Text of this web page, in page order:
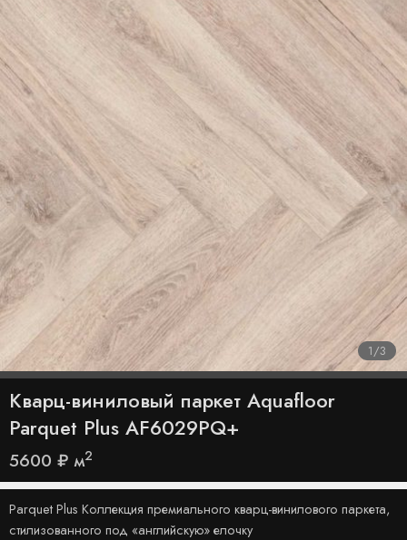
1/3
Кварц-виниловый паркет Aquafloor
Parquet Plus AF6029PQ+
5600 ₽ м2
Parquet Plus Коллекция премиального кварц-винилового паркета,
стилизованного под «английскую» елочку